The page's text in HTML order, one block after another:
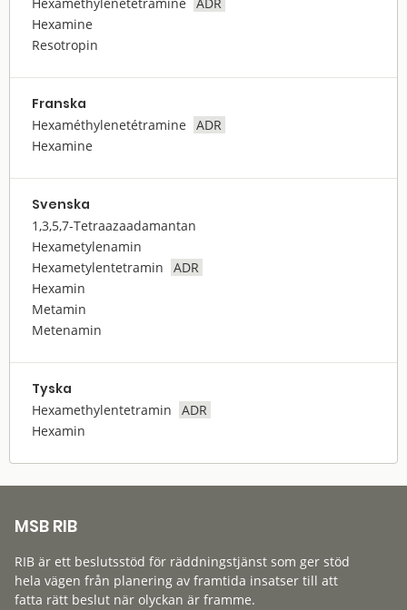
Hexamethylenetetramine
ADR
Hexamine
Resotropin
Franska
Hexaméthylenetétramine
ADR
Hexamine
Svenska
1,3,5,7-Tetraazaadamantan
Hexametylenamin
Hexametylentetramin
ADR
Hexamin
Metamin
Metenamin
Tyska
Hexamethylentetramin
ADR
Hexamin
MSB RIB
RIB är ett beslutsstöd för räddningstjänst som ger stöd
hela vägen från planering av framtida insatser till att
fatta rätt beslut när olyckan är framme.